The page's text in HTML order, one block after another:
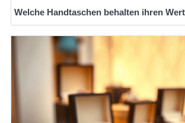
Welche Handtaschen behalten ihren